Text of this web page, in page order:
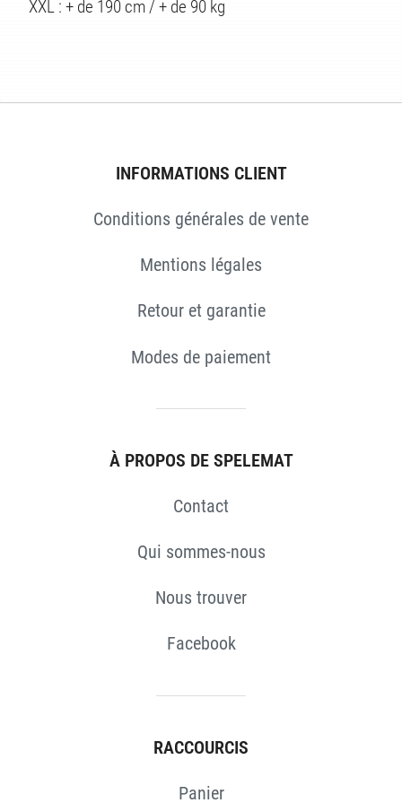
XXL : + de 190 cm / + de 90 kg
INFORMATIONS CLIENT
Conditions générales de vente
Mentions légales
Retour et garantie
Modes de paiement
À PROPOS DE SPELEMAT
Contact
Qui sommes-nous
Nous trouver
Facebook
RACCOURCIS
Panier